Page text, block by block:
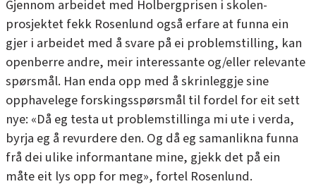
Gjennom arbeidet med Holbergprisen i skolen-
prosjektet fekk Rosenlund også erfare at funna ein
gjer i arbeidet med å svare på ei problemstilling, kan
openberre andre, meir interessante og/eller relevante
spørsmål. Han enda opp med å skrinleggje sine
opphavelege forskingsspørsmål til fordel for eit sett
nye: «Då eg testa ut problemstillinga mi ute i verda,
byrja eg å revurdere den. Og då eg samanlikna funna
frå dei ulike informantane mine, gjekk det på ein
måte eit lys opp for meg», fortel Rosenlund.